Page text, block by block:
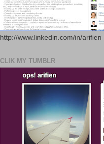
http://www.linkedin.com/in/arifien
CLIK MY TUMBLR